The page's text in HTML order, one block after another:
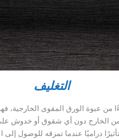
التغليف
عبوة الورق المقوى الخارجية،
الخارج دون أي شقوق أو خدوش على
دراميًا عندما تمزقه للوصول